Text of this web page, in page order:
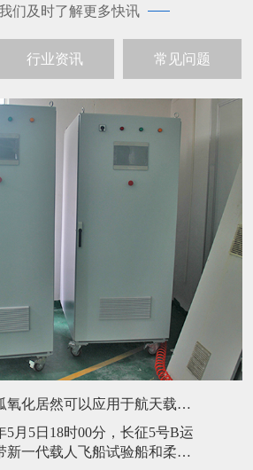
们及时了解更多快讯
行业资讯 常见问题
震惊！微弧氧化居然可以应用于航天载人事业
5日18时00分，长征5号B运
新一代载人飞船试验船和柔性